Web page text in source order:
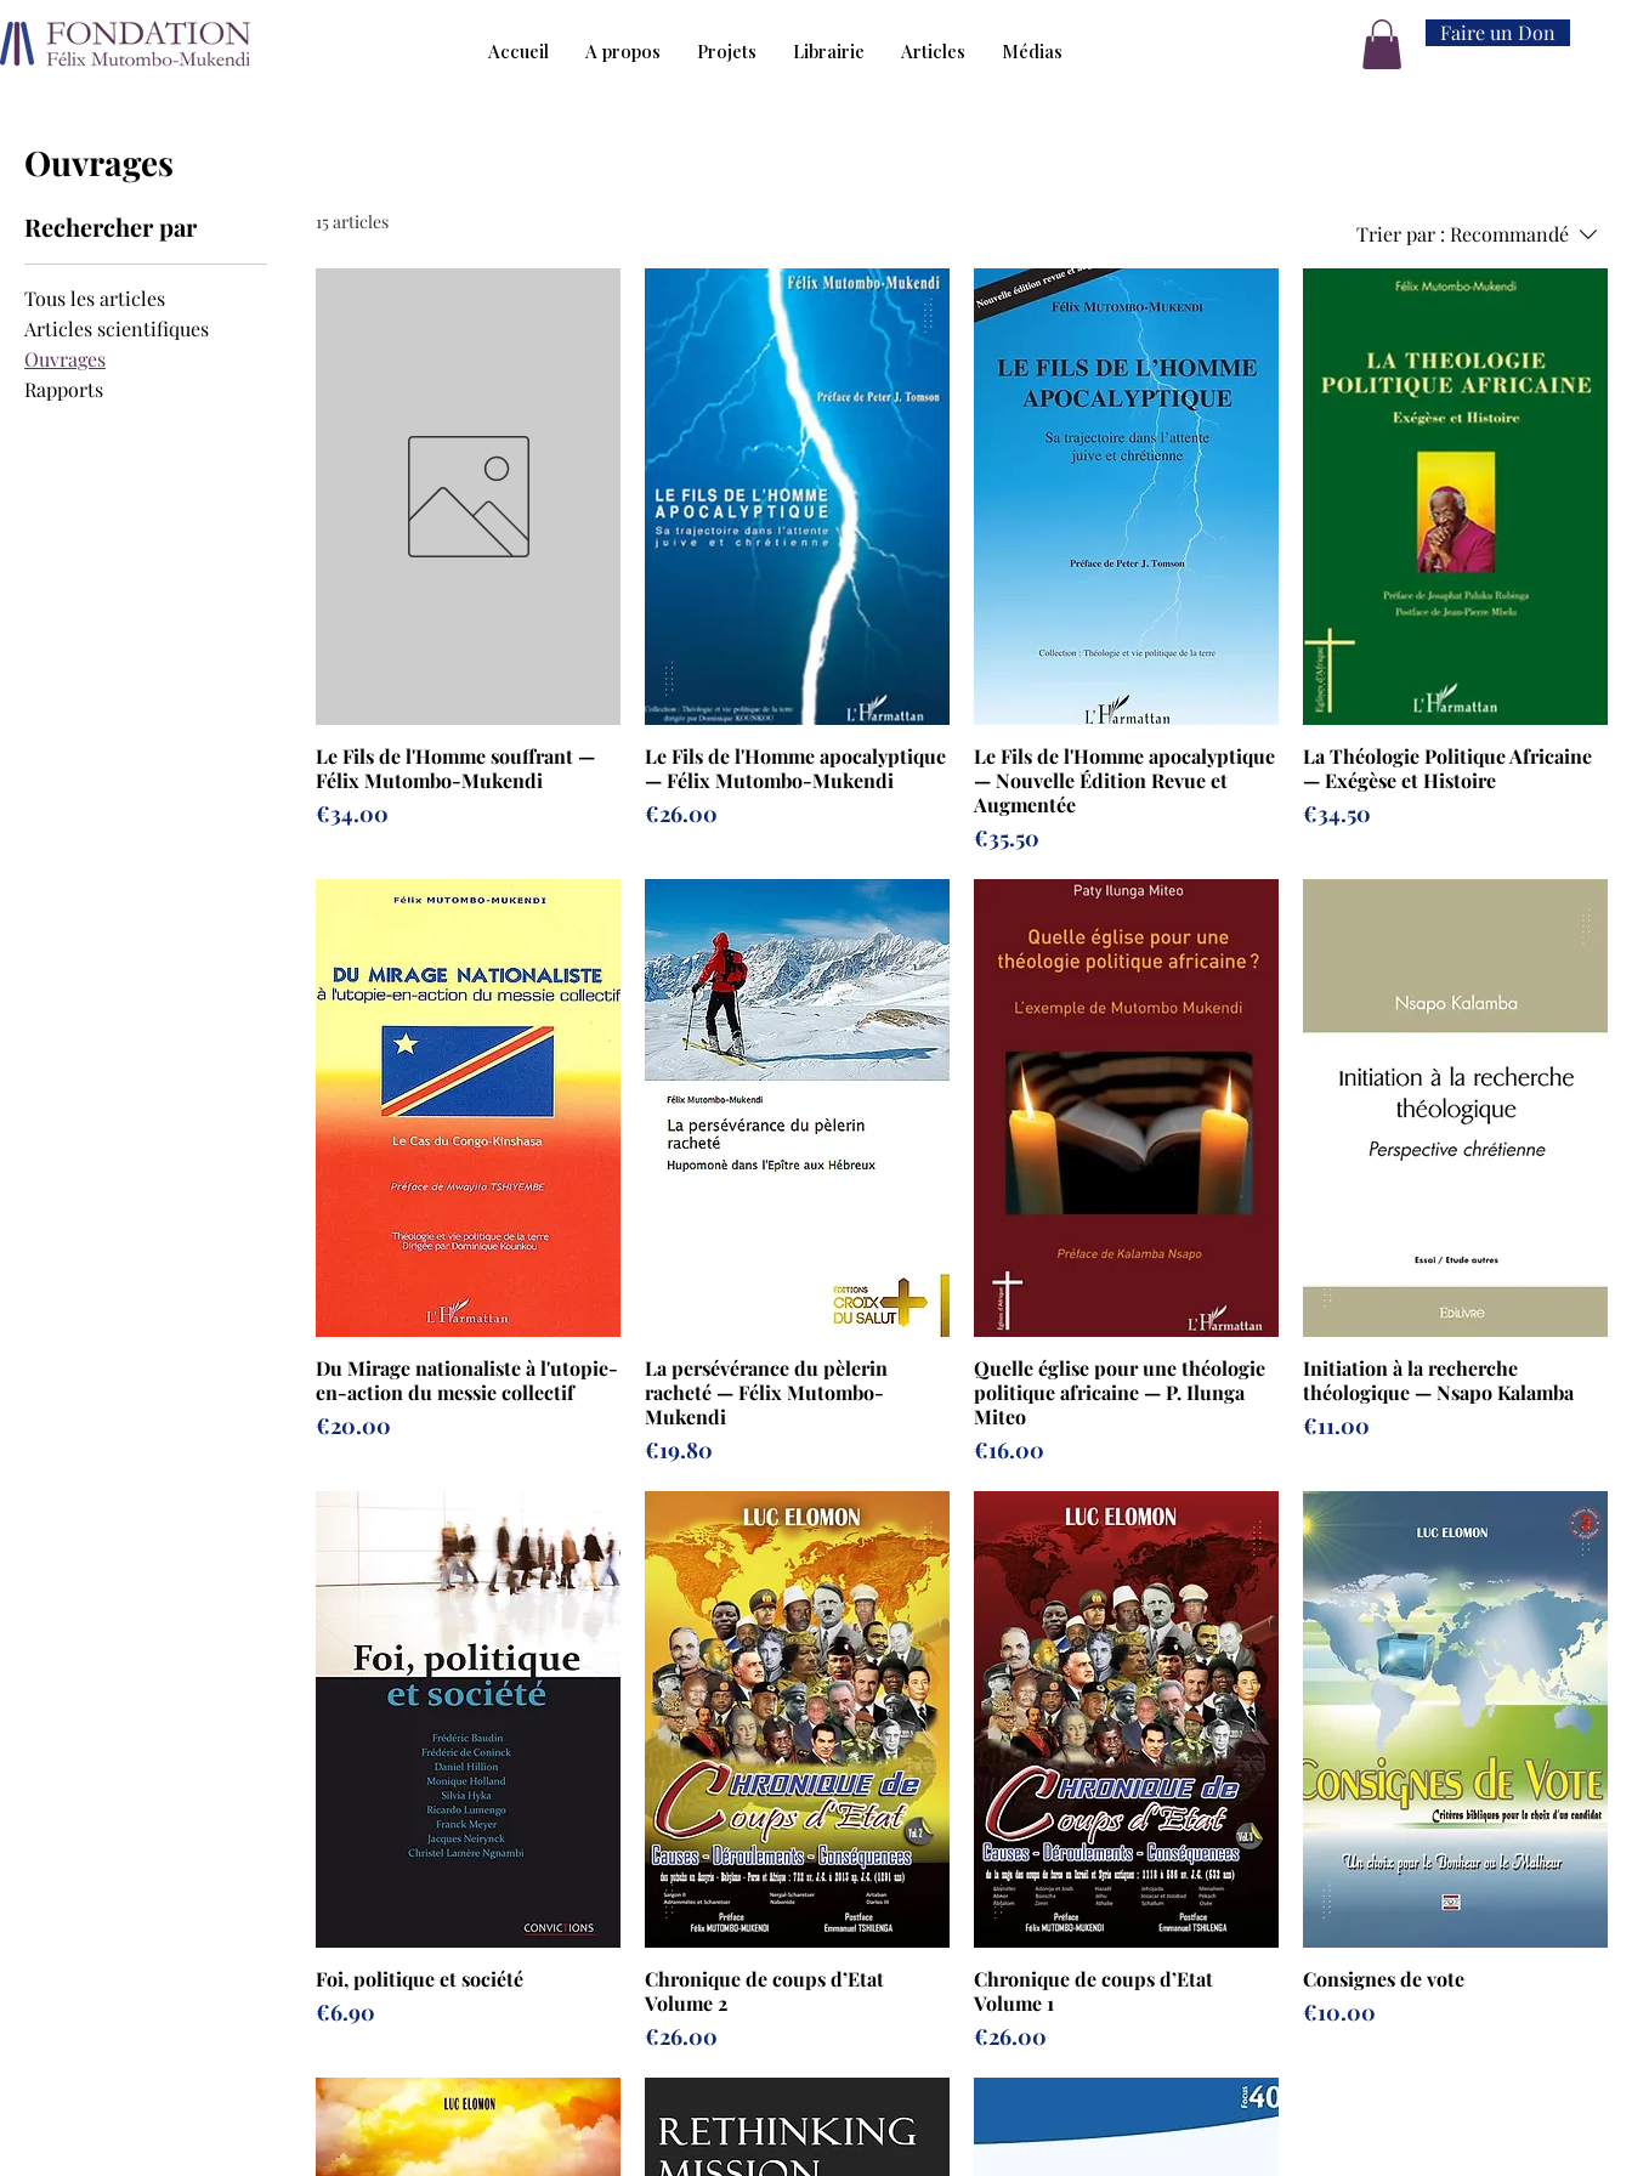
Accueil A propos Projets Librairie Articles Médias
Faire un Don
Ouvrages
Rechercher par
Tous les articles
Articles scientifiques
Ouvrages
Rapports
15 articles Trier par : Recommandé
Le Fils de l'Homme souffrant —
Félix Mutombo-Mukendi
Prix
€34.00
Le Fils de l'Homme apocalyptique
— Félix Mutombo-Mukendi
Prix
€26.00
Le Fils de l'Homme apocalyptique
— Nouvelle Édition Revue et
Augmentée
Prix
€35.50
La Théologie Politique Africaine
— Exégèse et Histoire
Prix
€34.50
Du Mirage nationaliste à l'utopie-
en-action du messie collectif
Prix
€20.00
La persévérance du pèlerin
racheté — Félix Mutombo-
Mukendi
Prix
€19.80
Quelle église pour une théologie
politique africaine — P. Ilunga
Miteo
Prix
€16.00
Initiation à la recherche
théologique — Nsapo Kalamba
Prix
€11.00
Foi, politique et société
Prix
€6.90
Chronique de coups d’Etat
Volume 2
Prix
€26.00
Chronique de coups d’Etat
Volume 1
Prix
€26.00
Consignes de vote
Prix
€10.00